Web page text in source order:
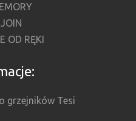
OD RĘKI
grzejników Tesi